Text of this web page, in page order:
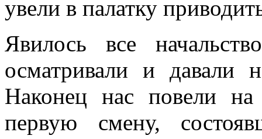
увели в палатку
Явилось все
осматривали и давали
Наконец нас повели
первую смену,